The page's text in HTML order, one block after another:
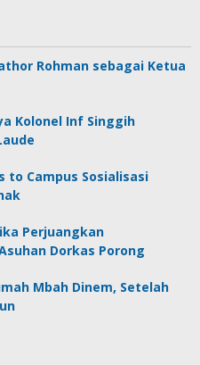
Rohman sebagai Ketua
Kolonel Inf Singgih
to Campus Sosialisasi
Perjuangkan
Dorkas Porong
Mbah Dinem, Setelah